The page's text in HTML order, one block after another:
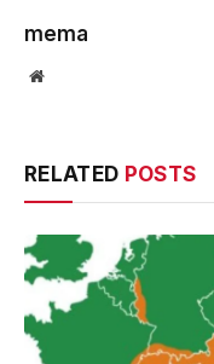
mema
Website
RELATED POSTS